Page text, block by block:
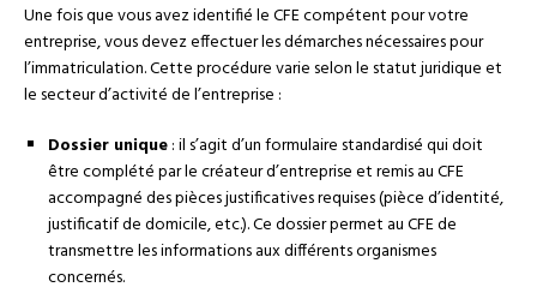
Une fois que vous avez identifié le CFE compétent pour votre
entreprise, vous devez effectuer les démarches nécessaires pour
l’immatriculation. Cette procédure varie selon le statut juridique et
le secteur d’activité de l’entreprise :
Dossier unique: il s’agit d’un formulaire standardisé qui doit
être complété par le créateur d’entreprise et remis au CFE
accompagné des pièces justificatives requises (pièce d’identité,
justificatif de domicile, etc.). Ce dossier permet au CFE de
transmettre les informations aux différents organismes
concernés.